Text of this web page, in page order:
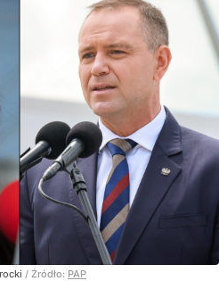
/ Źródło: PAP